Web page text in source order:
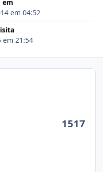
em
em 04:52
em 21:54
1517